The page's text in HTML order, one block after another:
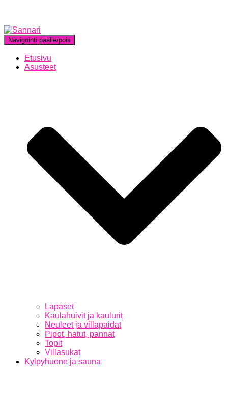
Navigointi päälle/pois
Etusivu
Asusteet
Lapaset
Kaulahuivit ja kaulurit
Neuleet ja villapaidat
Pipot, hatut, pannat
Topit
Villasukat
Kylpyhuone ja sauna